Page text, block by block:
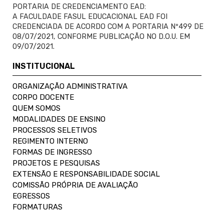
PORTARIA DE CREDENCIAMENTO EAD:
A FACULDADE FASUL EDUCACIONAL EAD FOI
CREDENCIADA DE ACORDO COM A PORTARIA Nº499 DE
08/07/2021, CONFORME PUBLICAÇÃO NO D.O.U. EM
09/07/2021.
INSTITUCIONAL
ORGANIZAÇÃO ADMINISTRATIVA
CORPO DOCENTE
QUEM SOMOS
MODALIDADES DE ENSINO
PROCESSOS SELETIVOS
REGIMENTO INTERNO
FORMAS DE INGRESSO
PROJETOS E PESQUISAS
EXTENSÃO E RESPONSABILIDADE SOCIAL
COMISSÃO PRÓPRIA DE AVALIAÇÃO
EGRESSOS
FORMATURAS